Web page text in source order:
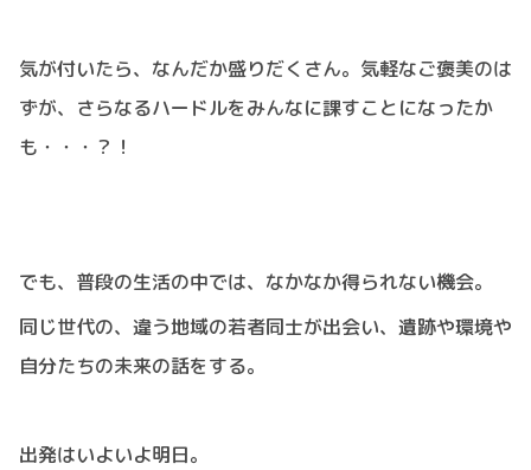
気が付いたら、なんだか盛りだくさん。気軽なご褒美のは
ずが、さらなるハードルをみんなに課すことになったか
も・・・？！
でも、普段の生活の中では、なかなか得られない機会。
同じ世代の、違う地域の若者同士が出会い、遺跡や環境や
自分たちの未来の話をする。
出発はいよいよ明日。